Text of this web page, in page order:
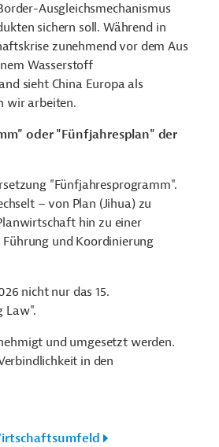
Ausgleichsmechanismus
sichern soll. Während in
zunehmend vor dem Aus
Wasserstoff
sieht China Europa als
wir arbeiten.
oder "Fünfjahresplan" der
"Fünfjahresprogramm".
– von Plan (Jihua) zu
hin zu einer
und Koordinierung
nicht nur das 15.
Law".
und umgesetzt werden.
in den